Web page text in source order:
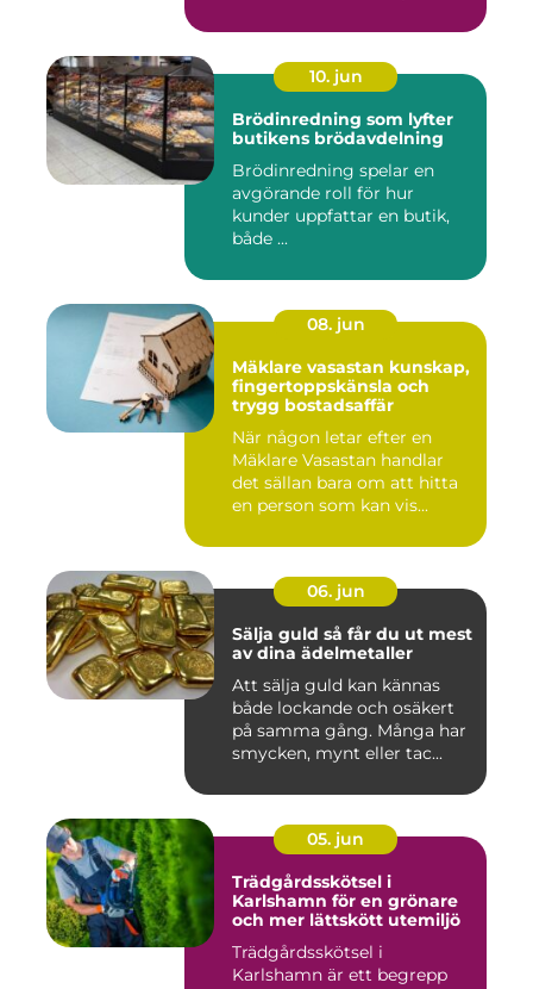
10. jun
Brödinredning som lyfter
butikens brödavdelning
Brödinredning spelar en
avgörande roll för hur
kunder uppfattar en butik,
både ...
08. jun
Mäklare vasastan kunskap,
fingertoppskänsla och
trygg bostadsaffär
När någon letar efter en
Mäklare Vasastan handlar
det sällan bara om att hitta
en person som kan vis...
06. jun
Sälja guld så får du ut mest
av dina ädelmetaller
Att sälja guld kan kännas
både lockande och osäkert
på samma gång. Många har
smycken, mynt eller tac...
05. jun
Trädgårdsskötsel i
Karlshamn för en grönare
och mer lättskött utemiljö
Trädgårdsskötsel i
Karlshamn är ett begrepp